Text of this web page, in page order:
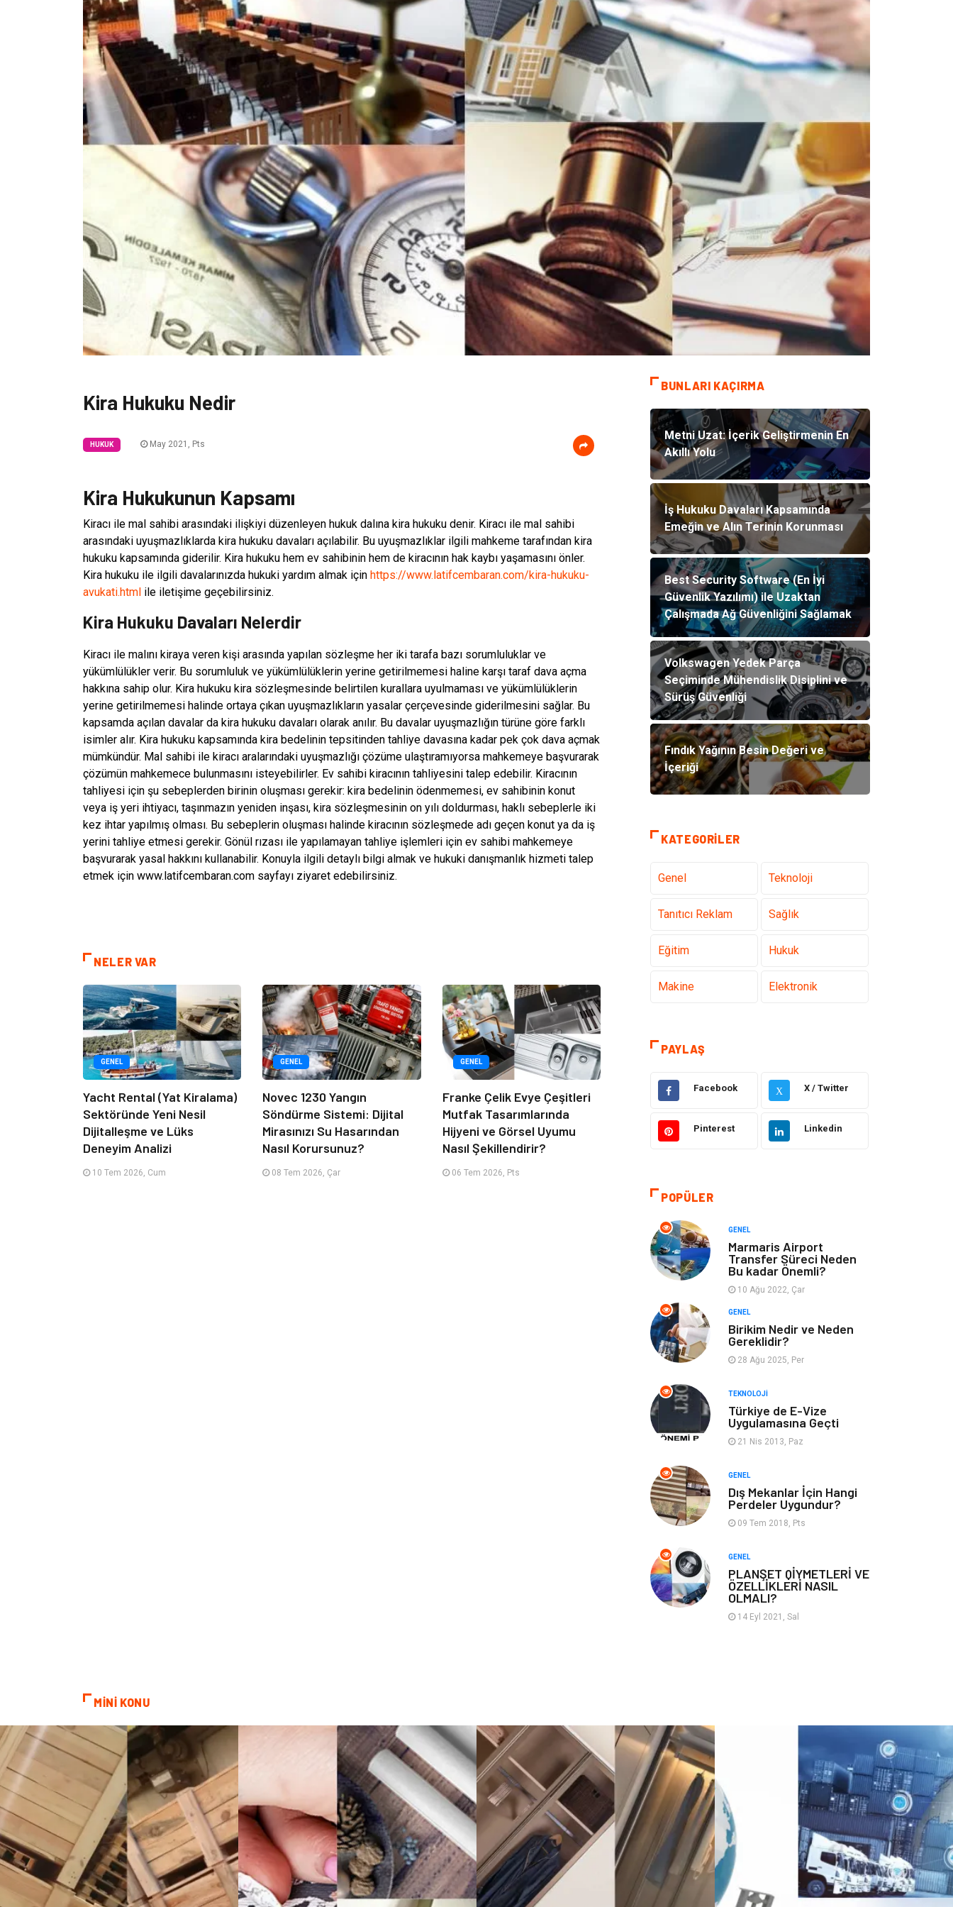
Kira Hukuku Nedir
HUKUK May 2021, Pts
Kira Hukukunun Kapsamı
Kiracı ile mal sahibi arasındaki ilişkiyi düzenleyen hukuk dalına kira hukuku denir. Kiracı ile mal sahibi
arasındaki uyuşmazlıklarda kira hukuku davaları açılabilir. Bu uyuşmazlıklar ilgili mahkeme tarafından kira
hukuku kapsamında giderilir. Kira hukuku hem ev sahibinin hem de kiracının hak kaybı yaşamasını önler.
Kira hukuku ile ilgili davalarınızda hukuki yardım almak için https://www.latifcembaran.com/kira-hukuku-
avukati.html ile iletişime geçebilirsiniz.
Kira Hukuku Davaları Nelerdir
Kiracı ile malını kiraya veren kişi arasında yapılan sözleşme her iki tarafa bazı sorumluluklar ve
yükümlülükler verir. Bu sorumluluk ve yükümlülüklerin yerine getirilmemesi haline karşı taraf dava açma
hakkına sahip olur. Kira hukuku kira sözleşmesinde belirtilen kurallara uyulmaması ve yükümlülüklerin
yerine getirilmemesi halinde ortaya çıkan uyuşmazlıkların yasalar çerçevesinde giderilmesini sağlar. Bu
kapsamda açılan davalar da kira hukuku davaları olarak anılır. Bu davalar uyuşmazlığın türüne göre farklı
isimler alır. Kira hukuku kapsamında kira bedelinin tepsitinden tahliye davasına kadar pek çok dava açmak
mümkündür. Mal sahibi ile kiracı aralarındaki uyuşmazlığı çözüme ulaştıramıyorsa mahkemeye başvurarak
çözümün mahkemece bulunmasını isteyebilirler. Ev sahibi kiracının tahliyesini talep edebilir. Kiracının
tahliyesi için şu sebeplerden birinin oluşması gerekir: kira bedelinin ödenmemesi, ev sahibinin konut
veya iş yeri ihtiyacı, taşınmazın yeniden inşası, kira sözleşmesinin on yılı doldurması, haklı sebeplerle iki
kez ihtar yapılmış olması. Bu sebeplerin oluşması halinde kiracının sözleşmede adı geçen konut ya da iş
yerini tahliye etmesi gerekir. Gönül rızası ile yapılamayan tahliye işlemleri için ev sahibi mahkemeye
başvurarak yasal hakkını kullanabilir. Konuyla ilgili detaylı bilgi almak ve hukuki danışmanlık hizmeti talep
etmek için www.latifcembaran.com sayfayı ziyaret edebilirsiniz.
NELER VAR
GENEL
Yacht Rental (Yat Kiralama)
Sektöründe Yeni Nesil
Dijitalleşme ve Lüks
Deneyim Analizi
10 Tem 2026, Cum
GENEL
Novec 1230 Yangın
Söndürme Sistemi: Dijital
Mirasınızı Su Hasarından
Nasıl Korursunuz?
08 Tem 2026, Çar
GENEL
Franke Çelik Evye Çeşitleri
Mutfak Tasarımlarında
Hijyeni ve Görsel Uyumu
Nasıl Şekillendirir?
06 Tem 2026, Pts
BUNLARI KAÇIRMA
Metni Uzat: İçerik Geliştirmenin En
Akıllı Yolu
İş Hukuku Davaları Kapsamında
Emeğin ve Alın Terinin Korunması
Best Security Software (En İyi
Güvenlik Yazılımı) ile Uzaktan
Çalışmada Ağ Güvenliğini Sağlamak
Volkswagen Yedek Parça
Seçiminde Mühendislik Disiplini ve
Sürüş Güvenliği
Fındık Yağının Besin Değeri ve
İçeriği
KATEGORILER
Genel Teknoloji
Tanıtıcı Reklam Sağlık
Eğitim Hukuk
Makine Elektronik
Güzellik & Bakım
Emlak Organizasyon
Bilgisayar &
Metalar
Tatil
Webmaster
Bebek Giyim
Görsel Aksesuar
Backlink İçerik
Domain
Hediyelik Eşya Kültür
Algoritma
Anahtar Kelime Penguen
Sandbox Blackhat
Tarım &
Hayvancılık
PAYLAŞ
Facebook X X / Twitter
Pinterest Linkedin
POPÜLER
GENEL
Marmaris Airport
Transfer Süreci Neden
Bu kadar Önemli?
10 Ağu 2022, Çar
GENEL
Birikim Nedir ve Neden
Gereklidir?
28 Ağu 2025, Per
TEKNOLOJI
Türkiye de E-Vize
Uygulamasına Geçti
21 Nis 2013, Paz
GENEL
Dış Mekanlar İçin Hangi
Perdeler Uygundur?
09 Tem 2018, Pts
GENEL
PLANŞET QİYMETLERİ VE
ÖZELLİKLERİ NASIL
OLMALI?
14 Eyl 2021, Sal
MİNİ KONU